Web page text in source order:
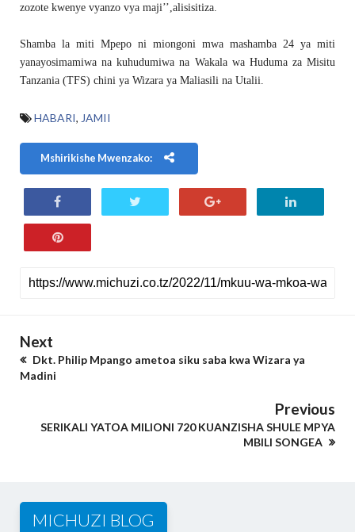
zozote kwenye vyanzo vya maji’’,alisisitiza.
Shamba la miti Mpepo ni miongoni mwa mashamba 24 ya miti
yanayosimamiwa na kuhudumiwa na Wakala wa Huduma za Misitu
Tanzania (TFS) chini ya Wizara ya Maliasili na Utalii.
HABARI, JAMII
Mshirikishe Mwenzako:
Next
Dkt. Philip Mpango ametoa siku saba kwa Wizara ya
Madini
Previous
SERIKALI YATOA MILIONI 720 KUANZISHA SHULE MPYA
MBILI SONGEA
MICHUZI BLOG